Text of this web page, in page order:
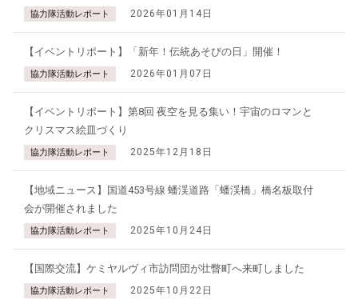
協力隊活動レポート 2026年01月14日
【イベントリポート】「新年！伝統あそびの日」開催！
協力隊活動レポート 2026年01月07日
【イベントリポート】第8回 夜空を見る集い！宇宙のロマンと
クリスマス絵皿づくり
協力隊活動レポート 2025年12月18日
【地域ニュース】国道453号線 蟠渓道路「蟠渓橋」橋名板取付
会が開催されました
協力隊活動レポート 2025年10月24日
【国際交流】ケミヤルヴィ市訪問団が壮瞥町へ来町しました
協力隊活動レポート 2025年10月22日